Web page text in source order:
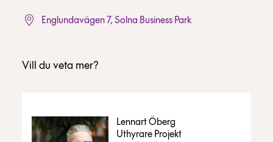
Englundavägen 7, Solna Business Park
Vill du veta mer?
Lennart Öberg
Uthyrare Projekt